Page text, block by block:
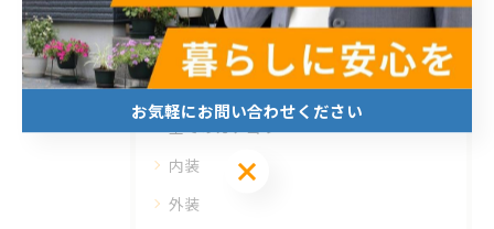
カテゴリー Categories
全てのカテゴリー
内装
外装
お気軽にお問い合わせください
お気軽にお問い合わせください